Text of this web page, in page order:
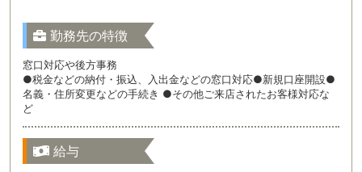
勤務先の特徴
窓口対応や後方事務
●税金などの納付・振込、入出金などの窓口対応●新規口座開設●
名義・住所変更などの手続き ●その他ご来店されたお客様対応な
ど
給与